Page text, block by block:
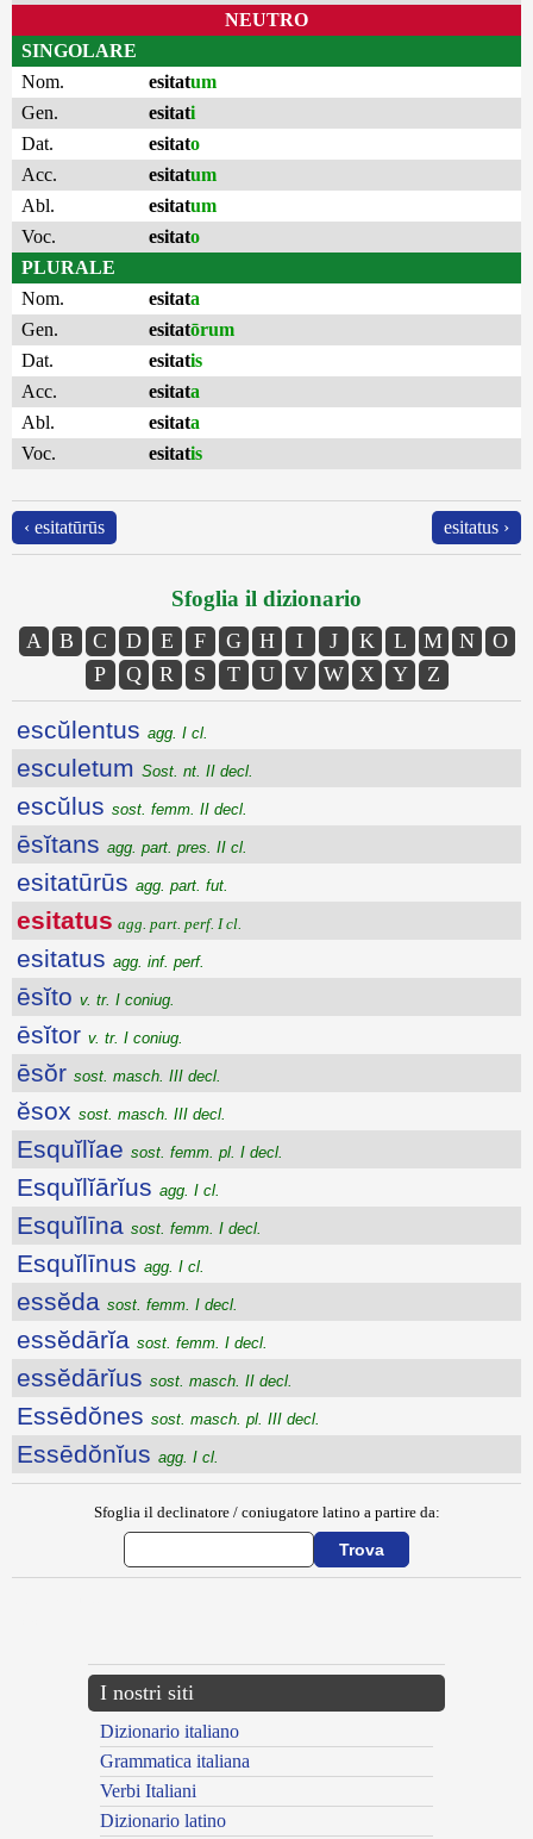
NEUTRO
SINGOLARE
Nom.
esitatum
Gen.
esitati
Dat.
esitato
Acc.
esitatum
Abl.
esitatum
Voc.
esitato
PLURALE
Nom.
esitata
Gen.
esitatōrum
Dat.
esitatis
Acc.
esitata
Abl.
esitata
Voc.
esitatis
‹ esitatūrūs esitatus ›
Sfoglia il dizionario
A B C D E F G H I J K L M N
O
P
Q R S T U V W X Y Z
escŭlentus agg. I cl.
esculetum Sost. nt. II decl.
escŭlus sost. femm. II decl.
ēsĭtans agg. part. pres. II cl.
esitatūrūs agg. part. fut.
esitatus agg. part. perf. I cl.
esitatus agg. inf. perf.
ēsĭto v. tr. I coniug.
ēsĭtor v. tr. I coniug.
ēsŏr sost. masch. III decl.
ĕsox sost. masch. III decl.
Esquĭlĭae sost. femm. pl. I decl.
Esquĭlĭārĭus agg. I cl.
Esquĭlīna sost. femm. I decl.
Esquĭlīnus agg. I cl.
essĕda sost. femm. I decl.
essĕdārĭa sost. femm. I decl.
essĕdārĭus sost. masch. II decl.
Essēdŏnes sost. masch. pl. III decl.
Essēdŏnĭus agg. I cl.
Sfoglia il declinatore / coniugatore latino a partire da:
I nostri siti
Dizionario italiano
Grammatica italiana
Verbi Italiani
Dizionario latino